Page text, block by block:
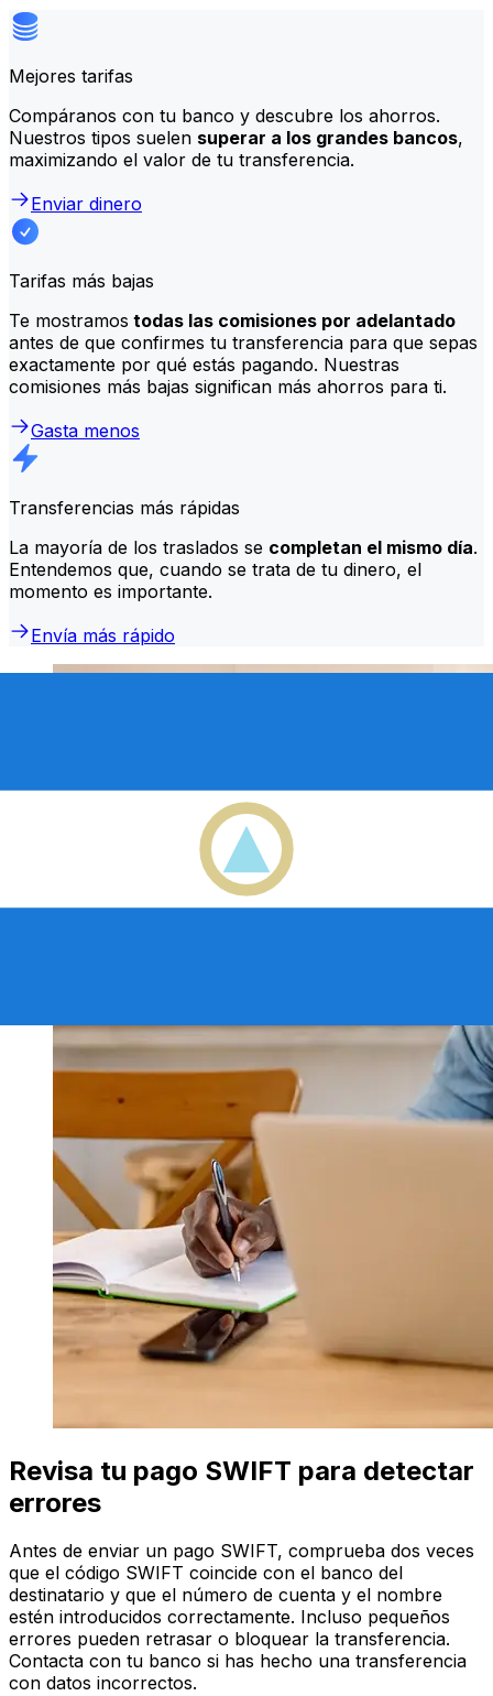
Mejores tarifas
Compáranos con tu banco y descubre los ahorros.
Nuestros tipos suelen superar a los grandes bancos,
maximizando el valor de tu transferencia.
Enviar dinero
Tarifas más bajas
Te mostramos todas las comisiones por adelantado
antes de que confirmes tu transferencia para que sepas
exactamente por qué estás pagando. Nuestras
comisiones más bajas significan más ahorros para ti.
Gasta menos
Transferencias más rápidas
La mayoría de los traslados se completan el mismo día.
Entendemos que, cuando se trata de tu dinero, el
momento es importante.
Envía más rápido
Revisa tu pago SWIFT para detectar
errores
Antes de enviar un pago SWIFT, comprueba dos veces
que el código SWIFT coincide con el banco del
destinatario y que el número de cuenta y el nombre
estén introducidos correctamente. Incluso pequeños
errores pueden retrasar o bloquear la transferencia.
Contacta con tu banco si has hecho una transferencia
con datos incorrectos.